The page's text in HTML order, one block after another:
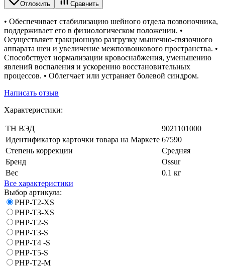
Отложить Сравнить
• Обеспечивает стабилизацию шейного отдела позвоночника,
поддерживает его в физиологическом положении. •
Осуществляет тракционную разгрузку мышечно-связочного
аппарата шеи и увеличение межпозвонкового пространства. •
Способствует нормализации кровоснабжения, уменьшению
явлений воспаления и ускорению восстановительных
процессов. • Облегчает или устраняет болевой синдром.
Написать отзыв
Характеристики:
ТН ВЭД
9021101000
Идентификатор карточки товара на Маркете 67590
Степень коррекции
Средняя
Бренд
Ossur
Вес
0.1 кг
Все характеристики
Выбор артикула:
PHP-T2-XS
PHP-T3-XS
PHP-T2-S
PHP-T3-S
PHP-T4 -S
PHP-T5-S
PHP-T2-M